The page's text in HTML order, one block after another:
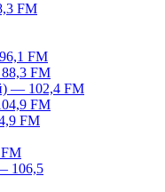
FM
FM
FM
— 102,4 FM
FM
FM
106,5